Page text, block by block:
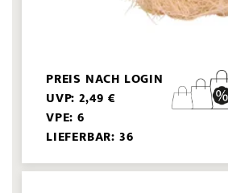
PREIS NACH LOGIN
UVP: 2,49 €
VPE: 6
LIEFERBAR: 36